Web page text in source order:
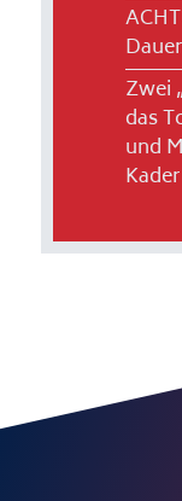
Zwei
das
und
Kader